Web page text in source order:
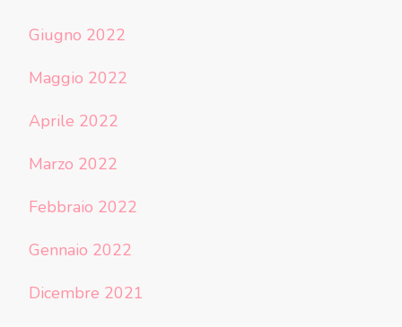
Giugno 2022
Maggio 2022
Aprile 2022
Marzo 2022
Febbraio 2022
Gennaio 2022
Dicembre 2021